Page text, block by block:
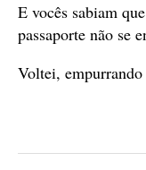
E vocês sabiam
passaporte não se
Voltei, empurrando